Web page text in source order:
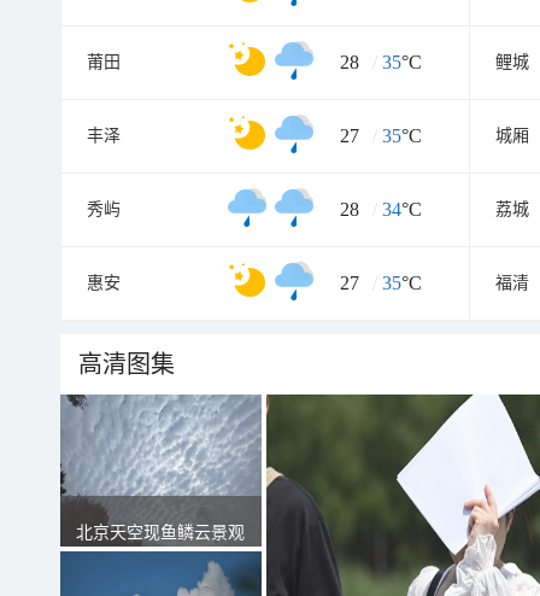
莆田 28 / 35°C 鲤城
丰泽 27 / 35°C 城厢
秀屿 28 / 34°C 荔城
惠安 27 / 35°C 福清
高清图集
北京天空现鱼鳞云景观